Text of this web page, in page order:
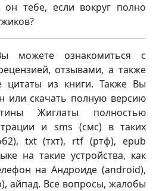
тебе, если вокруг полно
можете ознакомиться с
отзывами, а также
цитаты из книги. Также Вы
или скачать полную версию
Жиглаты полностью
и sms (смс) в таких
txt (тхт), rtf (ртф), epub
на такие устройства, как
на Андроиде (android),
айпад. Все вопросы, жалобы